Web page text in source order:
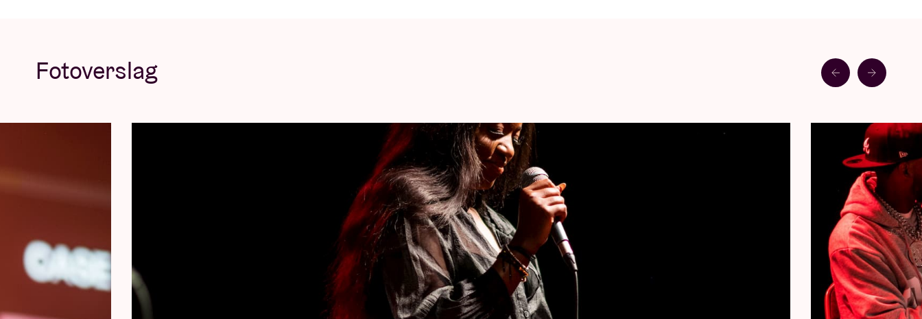
wereldwijd al meer dan één miljoen keer gestreamd. Ontdek de spannende wereld van
Samenwerkingen met Muziekiconen: Ms Mavy heeft al samengewerkt met titanen uit de
muziekindustrie zoals met producers van Drake, Beyoncé, M.I.A, Doja Cat en Chronixx,. De
Exclusieve Inzichten: Neem een kijkje in Ms Mavy’s creatieve processen, haar
productietechnieken en haar levenslessen in deze exclusieve masterclass.
Don Moja
Fotoverslag